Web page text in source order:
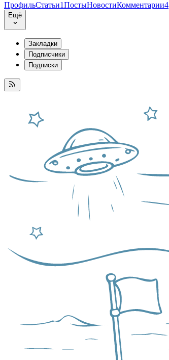
ПрофильСтатьи1ПостыНовостиКомментарии4
Ещё
Закладки
Подписчики
Подписки